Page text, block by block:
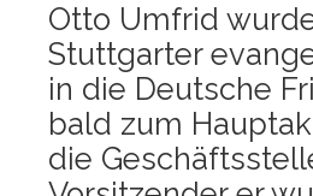
Otto Umfrid
Stutt­gar­ter
in die Deut­sche
bald zum
die